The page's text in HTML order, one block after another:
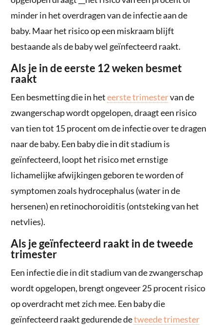
minder in het overdragen van de infectie aan de
baby. Maar het risico op een miskraam blijft
bestaande als de baby wel geïnfecteerd raakt.
Als je in de eerste 12 weken besmet
raakt
Een besmetting die in heteerste trimestervan de
zwangerschap wordt opgelopen, draagt een risico
van tien tot 15 procent om de infectie over te dragen
naar de baby. Een baby die in dit stadium is
geïnfecteerd, loopt het risico met ernstige
lichamelijke afwijkingen geboren te worden of
symptomen zoals hydrocephalus (water in de
hersenen) en retinochoroiditis (ontsteking van het
netvlies).
Als je geïnfecteerd raakt in de tweede
trimester
Een infectie die in dit stadium van de zwangerschap
wordt opgelopen, brengt ongeveer 25 procent risico
op overdracht met zich mee. Een baby die
geïnfecteerd raakt gedurende detweede trimester